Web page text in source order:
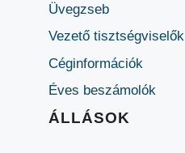
Üvegzseb
Vezető tisztségviselők
Céginformációk
Éves beszámolók
ÁLLÁSOK